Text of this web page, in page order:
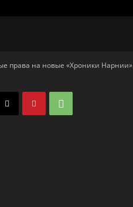
права на новые «Хроники Нарнии»